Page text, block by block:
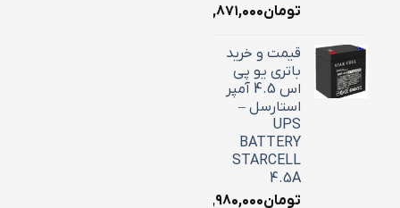
تومان۲,۸۷۱,۰۰۰
قیمت و خرید
باتری یو پی
اس 4.5 آمپر
استارسل –
UPS
BATTERY
STARCELL
4.5A
تومان۱,۹۸۰,۰۰۰